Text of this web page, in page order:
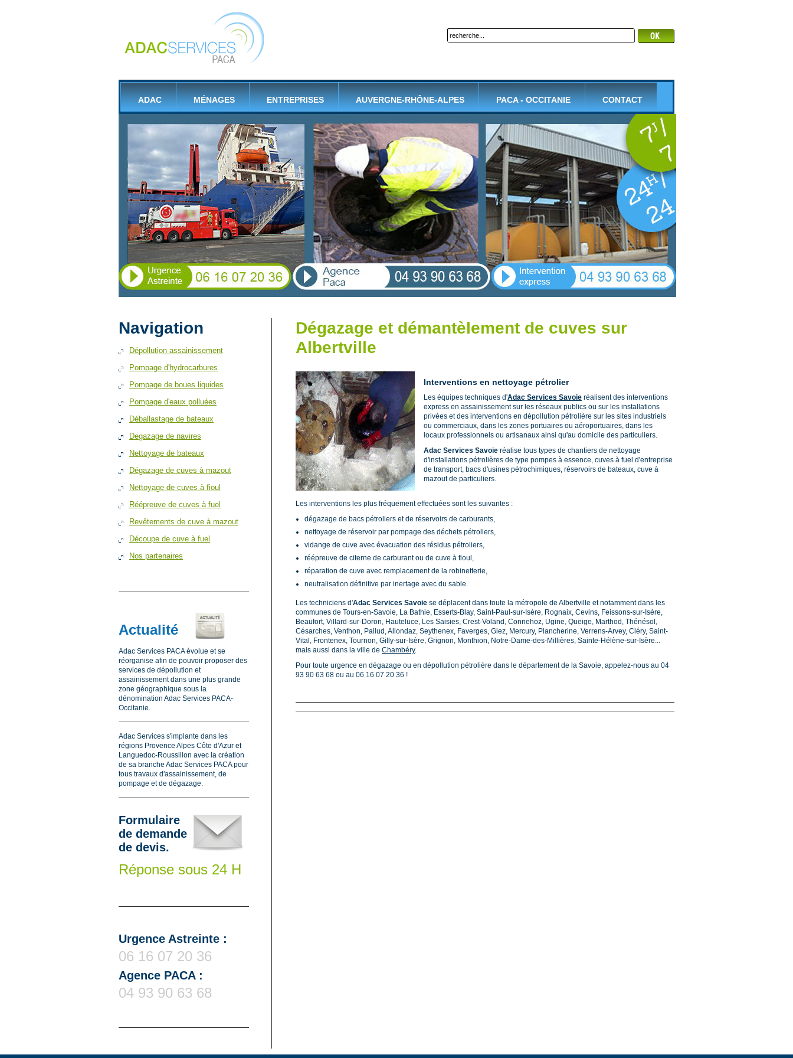
ADAC MÉNAGES ENTREPRISES AUVERGNE-RHÔNE-ALPES PACA - OCCITANIE CONTACT
Navigation
Dépollution assainissement
Pompage d'hydrocarbures
Pompage de boues liquides
Pompage d'eaux polluées
Déballastage de bateaux
Degazage de navires
Nettoyage de bateaux
Dégazage de cuves à mazout
Nettoyage de cuves à fioul
Réépreuve de cuves à fuel
Revêtements de cuve à mazout
Découpe de cuve à fuel
Nos partenaires
Actualité
Adac Services PACA évolue et se
réorganise afin de pouvoir proposer des
services de dépollution et
assainissement dans une plus grande
zone géographique sous la
dénomination Adac Services PACA-
Occitanie.
Adac Services s'implante dans les
régions Provence Alpes Côte d'Azur et
Languedoc-Roussillon avec la création
de sa branche Adac Services PACA pour
tous travaux d'assainissement, de
pompage et de dégazage.
Formulaire
de demande
de devis.
Réponse sous 24 H
Urgence Astreinte :
06 16 07 20 36
Agence PACA :
04 93 90 63 68
Dégazage et démantèlement de cuves sur
Albertville
Interventions en nettoyage pétrolier
Les équipes techniques d'Adac Services Savoie réalisent des interventions
express en assainissement sur les réseaux publics ou sur les installations
privées et des interventions en dépollution pétrolière sur les sites industriels
ou commerciaux, dans les zones portuaires ou aéroportuaires, dans les
locaux professionnels ou artisanaux ainsi qu'au domicile des particuliers.
Adac Services Savoie réalise tous types de chantiers de nettoyage
d'installations pétrolières de type pompes à essence, cuves à fuel d'entreprise
de transport, bacs d'usines pétrochimiques, réservoirs de bateaux, cuve à
mazout de particuliers.
Les interventions les plus fréquement effectuées sont les suivantes :
dégazage de bacs pétroliers et de réservoirs de carburants,
nettoyage de réservoir par pompage des déchets pétroliers,
vidange de cuve avec évacuation des résidus pétroliers,
réépreuve de citerne de carburant ou de cuve à fioul,
réparation de cuve avec remplacement de la robinetterie,
neutralisation définitive par inertage avec du sable.
Les techniciens d'Adac Services Savoie se déplacent dans toute la métropole de Albertville et notamment dans les
communes de Tours-en-Savoie, La Bathie, Esserts-Blay, Saint-Paul-sur-Isère, Rognaix, Cevins, Feissons-sur-Isère,
Beaufort, Villard-sur-Doron, Hauteluce, Les Saisies, Crest-Voland, Connehoz, Ugine, Queige, Marthod, Thénésol,
Césarches, Venthon, Pallud, Allondaz, Seythenex, Faverges, Giez, Mercury, Plancherine, Verrens-Arvey, Cléry, Saint-
Vital, Frontenex, Tournon, Gilly-sur-Isère, Grignon, Monthion, Notre-Dame-des-Millières, Sainte-Hélène-sur-Isère...
mais aussi dans la ville de Chambéry.
Pour toute urgence en dégazage ou en dépollution pétrolière dans le département de la Savoie, appelez-nous au 04
93 90 63 68 ou au 06 16 07 20 36 !